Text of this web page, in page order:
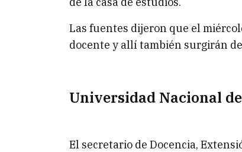
Las fuentes dijeron que el
docente y allí también surgirán
Universidad Nacional
El secretario de Docencia,